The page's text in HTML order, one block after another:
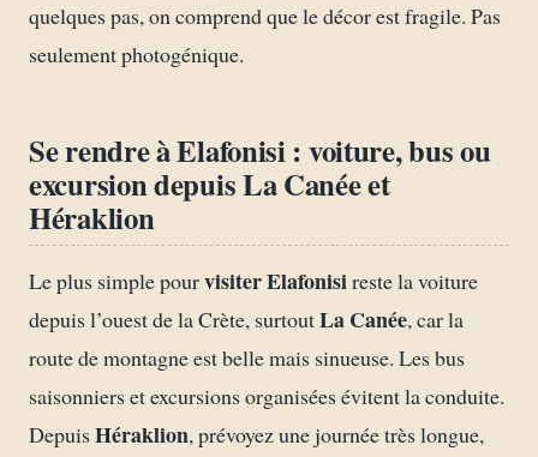
quelques pas, on comprend que le décor est fragile. Pas
seulement photogénique.
Se rendre à Elafonisi : voiture, bus ou
excursion depuis La Canée et
Héraklion
Le plus simple pourvisiter Elafonisireste la voiture
depuis l’ouest de la Crète, surtoutLa Canée, car la
route de montagne est belle mais sinueuse. Les bus
saisonniers et excursions organisées évitent la conduite.
DepuisHéraklion, prévoyez une journée très longue,